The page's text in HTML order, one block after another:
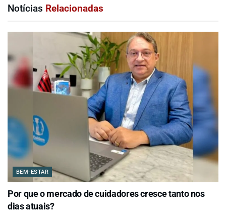
Notícias Relacionadas
BEM-ESTAR
Por que o mercado de cuidadores cresce tanto nos
dias atuais?